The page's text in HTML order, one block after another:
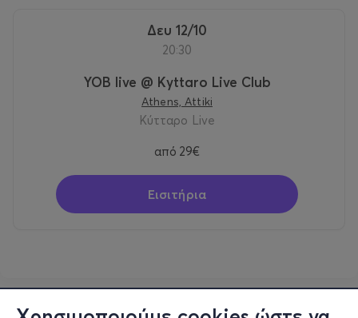
Δευ 12/10
20:30
YOB live @ Kyttaro Live Club
Athens, Attiki
Κύτταρο Live
από 29€
Εισιτήρια